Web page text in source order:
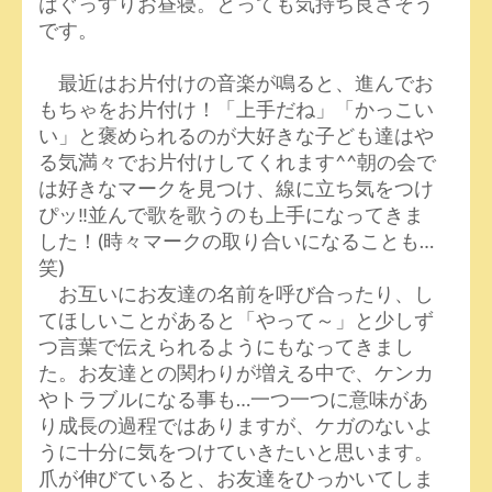
です。
最近はお片付けの音楽が鳴ると、進んでお
もちゃをお片付け！「上手だね」「かっこい
い」と褒められるのが大好きな子ども達はや
る気満々でお片付けしてくれます^^朝の会で
は好きなマークを見つけ、線に立ち気をつけ
ぴッ‼並んで歌を歌うのも上手になってきま
した！(時々マークの取り合いになることも…
笑)
お互いにお友達の名前を呼び合ったり、し
てほしいことがあると「やって～」と少しず
つ言葉で伝えられるようにもなってきまし
た。お友達との関わりが増える中で、ケンカ
やトラブルになる事も…一つ一つに意味があ
り成長の過程ではありますが、ケガのないよ
うに十分に気をつけていきたいと思います。
爪が伸びていると、お友達をひっかいてしま